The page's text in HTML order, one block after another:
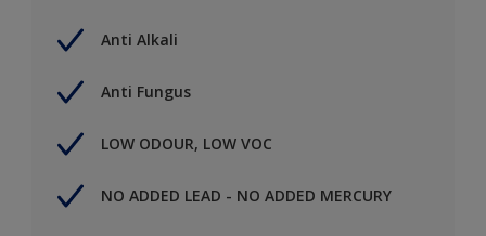
Anti Alkali
Anti Fungus
LOW ODOUR, LOW VOC
NO ADDED LEAD - NO ADDED MERCURY